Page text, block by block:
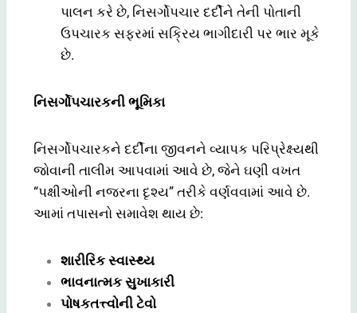
પાલન કરે છે, નિસર્ગોપચાર દર્દીને તેની પોતાની
ઉપચારક સફરમાં સક્રિય ભાગીદારી પર ભાર મૂકે
છે.
નિસર્ગોપચારકની ભૂમિકા
નિસર્ગોપચારકને દર્દીના જીવનને વ્યાપક પરિપ્રેક્ષ્યથી
જોવાની તાલીમ આપવામાં આવે છે, જેને ઘણી વખત
“પક્ષીઓની નજરના દૃશ્ય” તરીકે વર્ણવવામાં આવે છે.
આમાં તપાસનો સમાવેશ થાય છે:
શારીરિક સ્વાસ્થ્ય
ભાવનાત્મક સુખાકારી
પોષકતત્ત્વોની ટેવો